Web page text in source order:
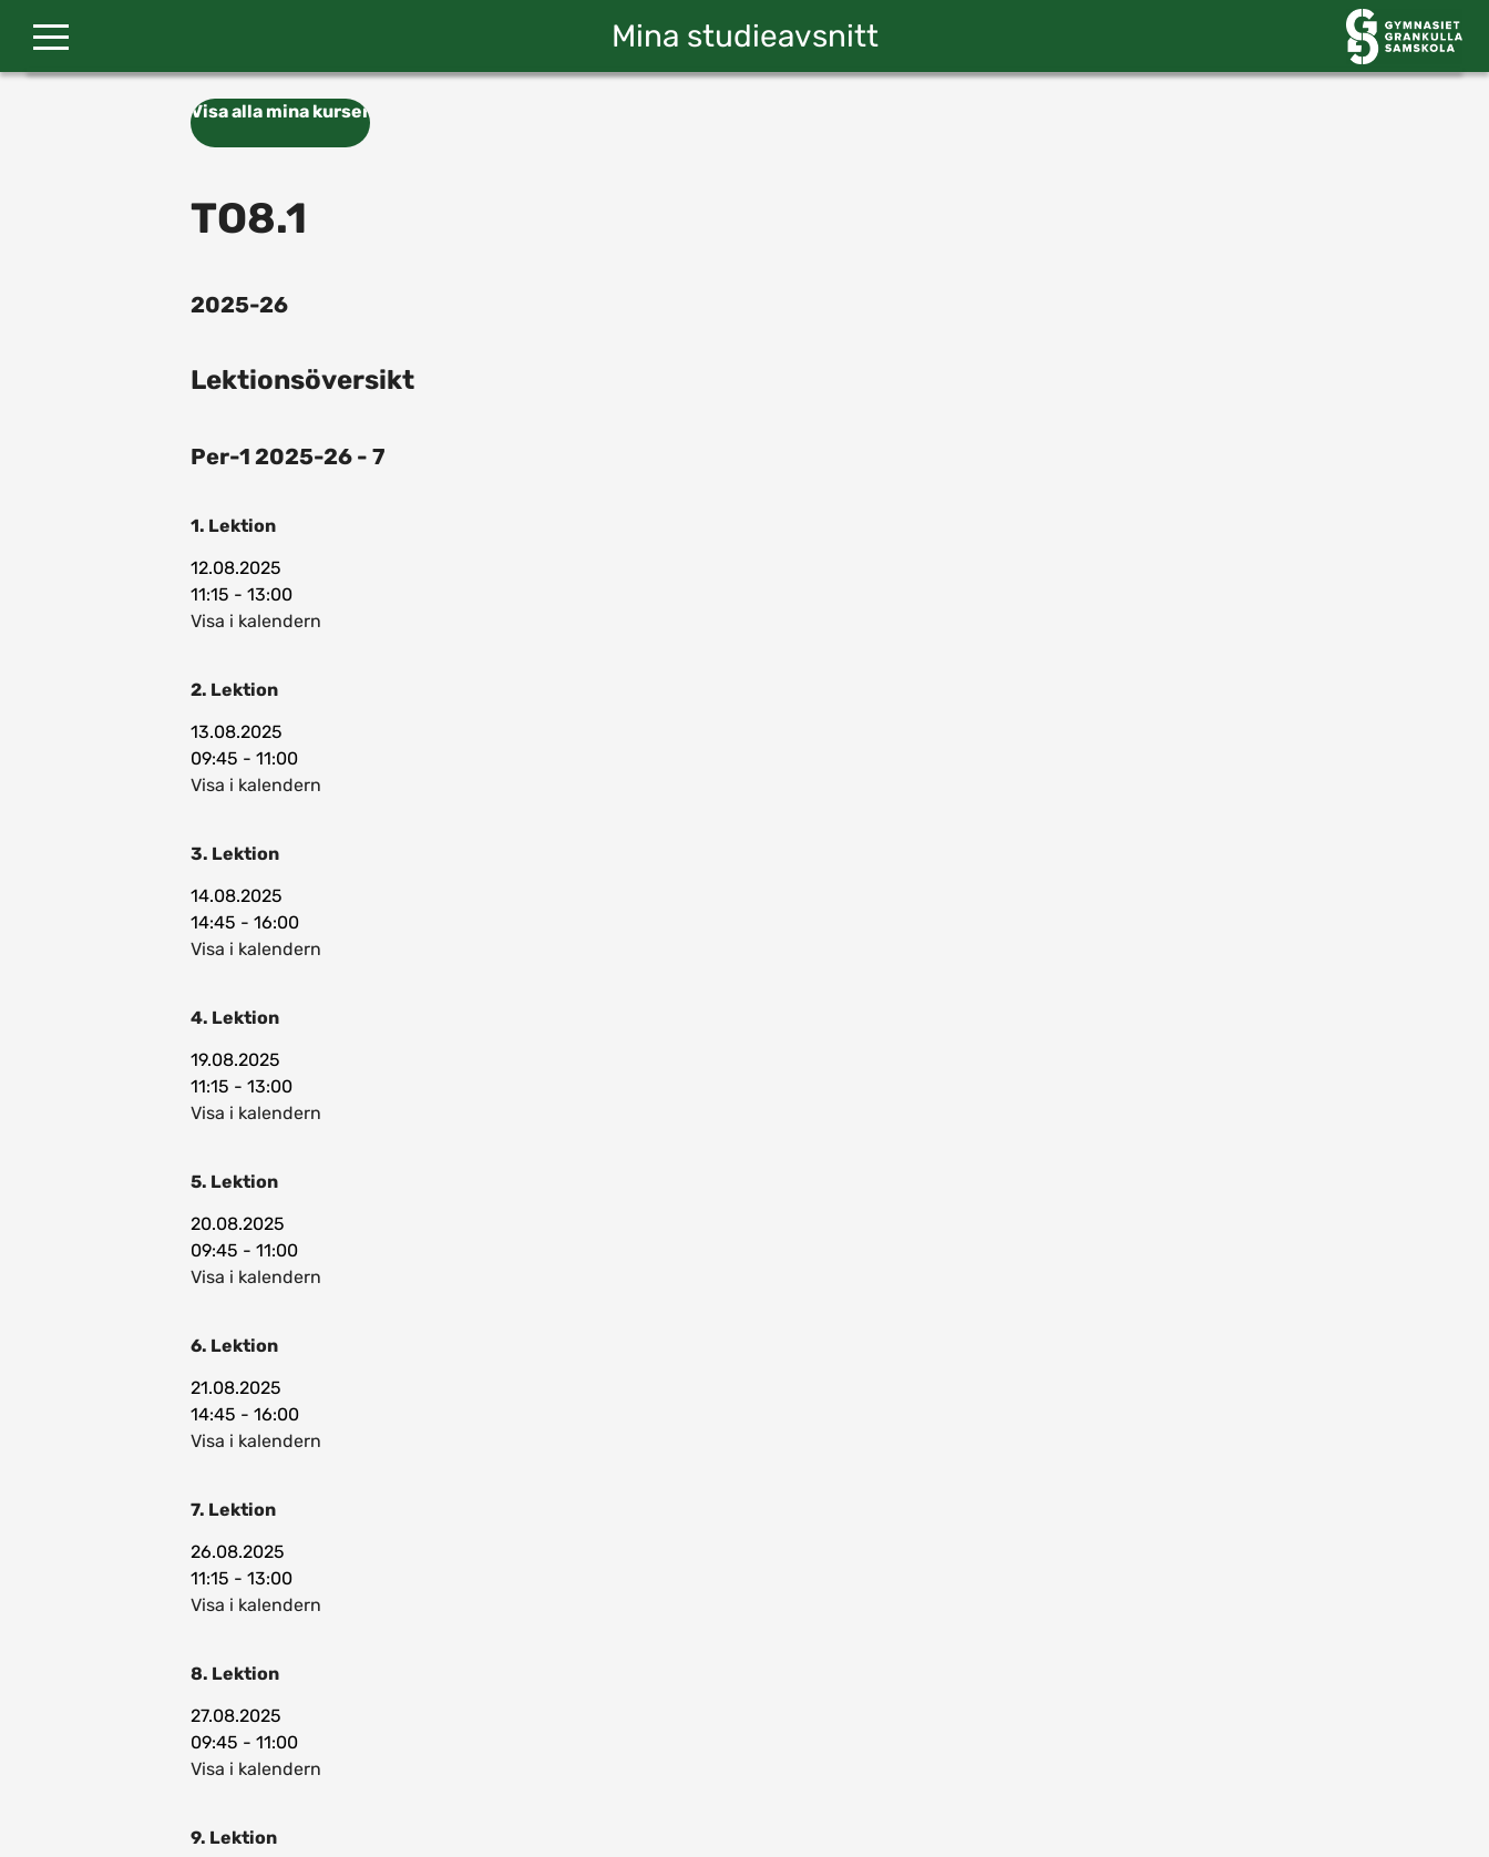
Mina studieavsnitt
Visa alla mina kurser
TO8.1
2025-26
Lektionsöversikt
Per-1 2025-26 - 7
1. Lektion
12.08.2025
11:15 - 13:00
Visa i kalendern
2. Lektion
13.08.2025
09:45 - 11:00
Visa i kalendern
3. Lektion
14.08.2025
14:45 - 16:00
Visa i kalendern
4. Lektion
19.08.2025
11:15 - 13:00
Visa i kalendern
5. Lektion
20.08.2025
09:45 - 11:00
Visa i kalendern
6. Lektion
21.08.2025
14:45 - 16:00
Visa i kalendern
7. Lektion
26.08.2025
11:15 - 13:00
Visa i kalendern
8. Lektion
27.08.2025
09:45 - 11:00
Visa i kalendern
9. Lektion